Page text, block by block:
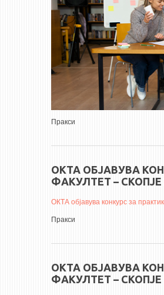
Пракси
ОКТА ОБЈАВУВА
ФАКУЛТЕТ – СКОПЈЕ
ОКТА објавува конкурс за
Пракси
ОКТА ОБЈАВУВА
ФАКУЛТЕТ – СКОПЈЕ